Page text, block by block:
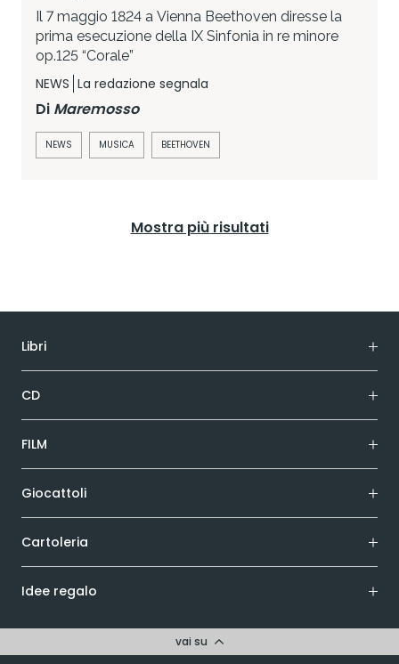
Il 7 maggio 1824 a Vienna Beethoven diresse la
prima esecuzione della IX Sinfonia in re minore
op.125 “Corale”
NEWS La redazione segnala
Di Maremosso
NEWS MUSICA BEETHOVEN
Mostra più risultati
Libri
CD
FILM
Giocattoli
Cartoleria
Idee regalo
vai su